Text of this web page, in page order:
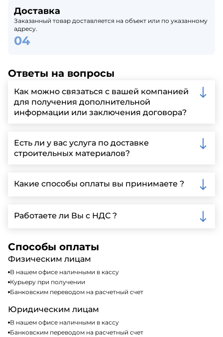
Доставка
Заказанный товар доставляется на объект или по указанному
адресу.
Ответы на вопросы
Как можно связаться с вашей компанией
для получения дополнительной
информации или заключения договора?
запрос через нашу официальную почту или
заполнить форму на нашем сайте для более
детальной информации и организации встречи.
Есть ли у вас услуга по доставке
строительных материалов?
Ленинградской области, у нас собственный
автопарк, для обеспечения быстрой и надежной
Какие способы оплаты вы принимаете ?
включая наличные, банковские переводы,
кредитные карты. Подробную информацию о
Работаете ли Вы с НДС ?
налогообложения, т.е с НДС 20%
Способы оплаты
Физическим лицам
В нашем офисе наличными в кассу
Курьеру при получении
Банковским переводом на расчетный счет
Юридическим лицам
В нашем офисе наличными в кассу
Банковским переводом на расчетный счет